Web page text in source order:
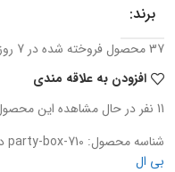
برند:
37محصول فروخته شده در 7 روز
افزودن به علاقه مندی
11 نفر در حال مشاهده این
شناسه محصول: party-box-710
بی ال